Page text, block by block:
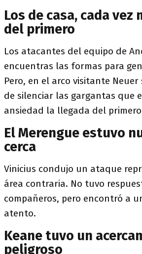
Los de casa, cada vez
del primero
Los atacantes del equipo de
encuentras las formas para
Pero, en el arco visitante
de silenciar las gargantas que
ansiedad la llegada del
El Merengue estuvo
cerca
Vinicius condujo un ataque
área contraria. No tuvo
compañeros, pero encontró a
atento.
Keane tuvo un
peligroso